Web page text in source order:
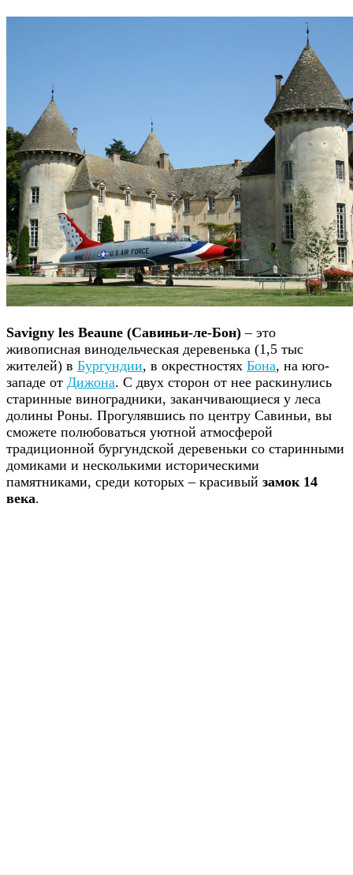
Savigny les Beaune (Савиньи-ле-Бон) – это
живописная винодельческая деревенька (1,5 тыс
жителей) в Бургундии, в окрестностях Бона, на юго-
западе от Дижона. С двух сторон от нее раскинулись
старинные виноградники, заканчивающиеся у леса
долины Роны. Прогулявшись по центру Савиньи, вы
сможете полюбоваться уютной атмосферой
традиционной бургундской деревеньки со старинными
домиками и несколькими историческими
памятниками, среди которых – красивый замок 14
века.